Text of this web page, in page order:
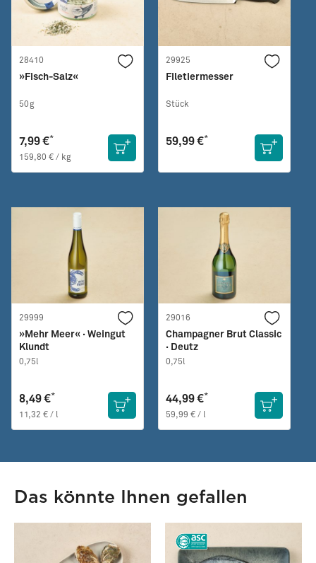
28410
»Fisch-Salz«
50g
7,99 €*
159,80 € / kg
29925
Filetiermesser
Stück
59,99 €*
29999
»Mehr Meer« · Weingut
Klundt
0,75l
8,49 €*
11,32 € / l
29016
Champagner Brut Classic
· Deutz
0,75l
44,99 €*
59,99 € / l
Das könnte Ihnen gefallen